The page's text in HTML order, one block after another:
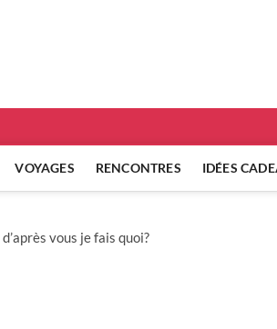
VOYAGES RENCONTRES IDÉES
d’après vous je fais quoi?